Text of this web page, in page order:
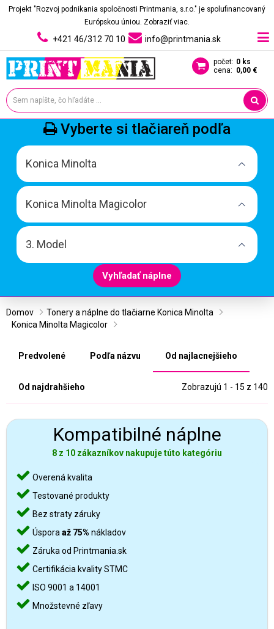
Projekt "Rozvoj podnikania spoločnosti Printmania, s.r.o." je spolufinancovaný
Európskou úniou. Zobraziť viac.
+421 46/312 70 10 info@printmania.sk
počet: 0 ks
cena: 0,00 €
Vyberte si tlačiareň podľa
Konica Minolta
Konica Minolta Magicolor
3. Model
Vyhľadať náplne
Domov
Tonery a náplne do tlačiarne Konica Minolta
Konica Minolta Magicolor
Predvolené Podľa názvu Od najlacnejšieho
Od najdrahšieho Zobrazujú 1 - 15 z 140
Kompatibilné náplne
8 z 10 zákazníkov nakupuje túto kategóriu
Overená kvalita
Testované produkty
Bez straty záruky
Úspora až 75% nákladov
Záruka od Printmania.sk
Certifikácia kvality STMC
ISO 9001 a 14001
Množstevné zľavy